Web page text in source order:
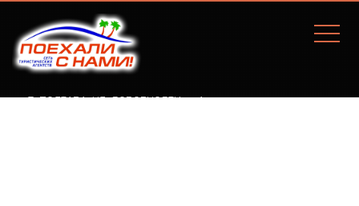
Г. ПОЛТАВА, УЛ. СОБОРНОСТИ, 77А